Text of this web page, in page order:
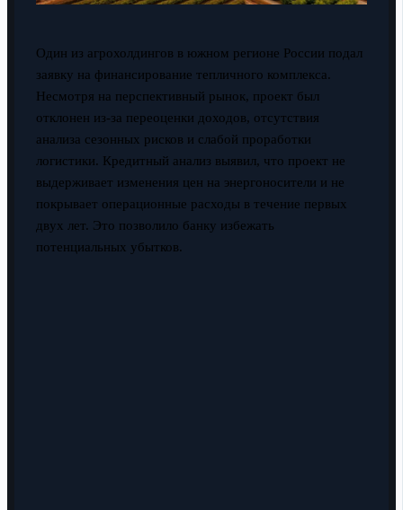
Один из агрохолдингов в южном регионе России подал
заявку на финансирование тепличного комплекса.
Несмотря на перспективный рынок, проект был
отклонен из-за переоценки доходов, отсутствия
анализа сезонных рисков и слабой проработки
логистики. Кредитный анализ выявил, что проект не
выдерживает изменения цен на энергоносители и не
покрывает операционные расходы в течение первых
двух лет. Это позволило банку избежать
потенциальных убытков.